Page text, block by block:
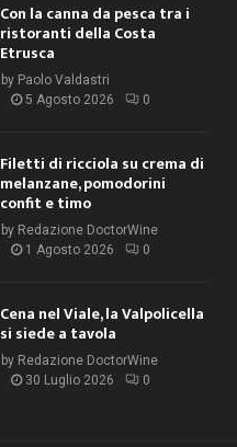
Con la canna da pesca tra i
ristoranti della Costa
Etrusca
by Paolo Valdastri
5 Agosto 2026
0
Filetti di ricciola su crema di
melanzane, pomodorini
confit e timo
by Redazione DoctorWine
1 Agosto 2026
0
Cena nel Viale, la Valpolicella
si siede a tavola
by Redazione DoctorWine
30 Luglio 2026
0